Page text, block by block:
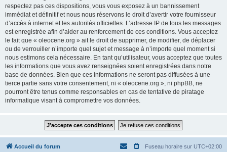
respectez pas ces dispositions, vous vous exposez à un bannissement
immédiat et définitif et nous nous réservons le droit d’avertir votre fournisseur
d’accès à internet et les autorités officielles. L’adresse IP de tous les messages
est enregistrée afin d’aider au renforcement de ces conditions. Vous acceptez
le fait que « oleocene.org » ait le droit de supprimer, de modifier, de déplacer
ou de verrouiller n’importe quel sujet et message à n’importe quel moment si
nous estimons cela nécessaire. En tant qu’utilisateur, vous acceptez que toutes
les informations que vous avez renseignées soient enregistrées dans notre
base de données. Bien que ces informations ne seront pas diffusées à une
tierce partie sans votre consentement, ni « oleocene.org », ni phpBB, ne
pourront être tenus comme responsables en cas de tentative de piratage
informatique visant à compromettre vos données.
Accueil du forum Fuseau horaire sur UTC+02:00